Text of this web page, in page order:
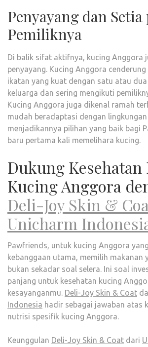
Penyayang dan Setia
Pemiliknya
Di balik sifat aktifnya, kucing Anggora
penyayang. Kucing Anggora
ikatan yang kuat dengan satu atau
keluarga dan sering mengikuti
Kucing Anggora juga dikenal ramah
mudah beradaptasi dengan
menjadikannya pilihan yang baik bagi
baru pertama kali memelihara kucing.
Dukung Kesehatan
Kucing Anggora
Deli-Joy Skin &
Unicharm
Pawfriends, untuk kucing Anggora
kebanggaan utama, memilih makanan
bukan sekadar soal selera. Ini soal
panjang untuk kesehatan kucing
kesayanganmu. Deli-Joy Skin & Coat
Indonesia hadir sebagai jawaban atas
nutrisi spesifik kucing Anggora.
Keunggulan Deli-Joy Skin & Coat dari